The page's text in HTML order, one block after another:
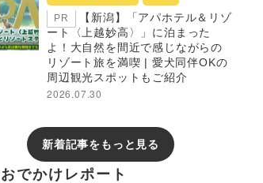
PR
【新潟】「アパホテル＆リゾ
ート〈上越妙高〉」に泊まった
よ！大自然を間近で感じながらの
リゾート旅を満喫 | 愛犬同伴OKの
周辺観光スポットもご紹介
2026.07.30
新着記事をもっと見る
おでかけレポート